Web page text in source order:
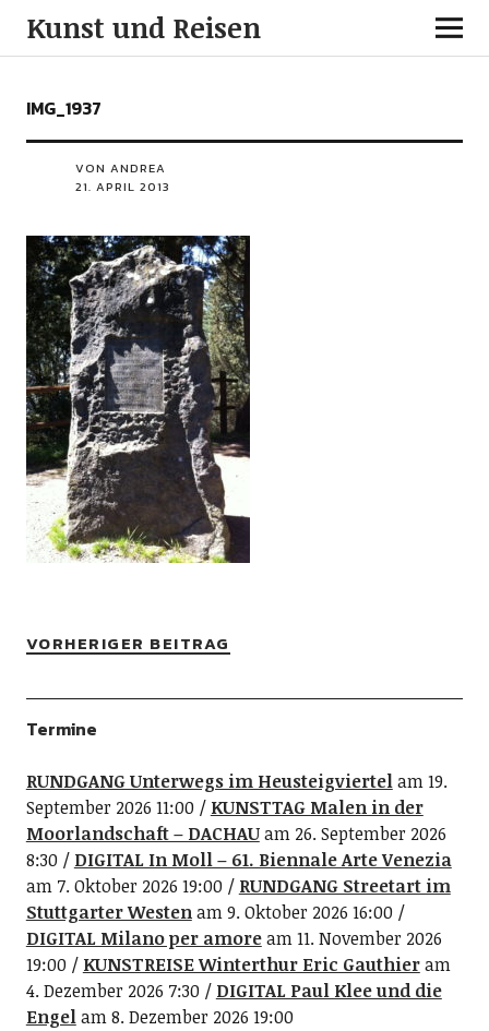
Kunst und Reisen
IMG_1937
VON ANDREA
21. APRIL 2013
VORHERIGER BEITRAG
Termine
RUNDGANG Unterwegs im Heusteigviertelam 19.
September 2026 11:00
KUNSTTAG Malen in der
Moorlandschaft – DACHAUam 26. September 2026
8:30
DIGITAL In Moll – 61. Biennale Arte Venezia
am 7. Oktober 2026 19:00
RUNDGANG Streetart im
Stuttgarter Westenam 9. Oktober 2026 16:00
DIGITAL Milano per amoream 11. November 2026
19:00
KUNSTREISE Winterthur Eric Gauthieram
4. Dezember 2026 7:30
DIGITAL Paul Klee und die
Engelam 8. Dezember 2026 19:00